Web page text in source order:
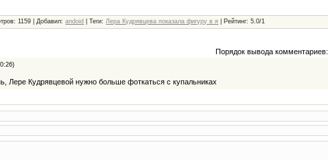
: 1159 |Добавил:andoid |Теги:Лера Кудрявцева показала фигуру в я Рейтинг:5.0/1
Порядок вывода комментариев:
Лере Кудрявцевой нужно больше фоткаться с купальниках